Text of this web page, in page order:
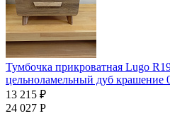
Тумбочка прикроватная Lugo
цельноламельный дуб крашение
13 215 ₽
24 027 Р